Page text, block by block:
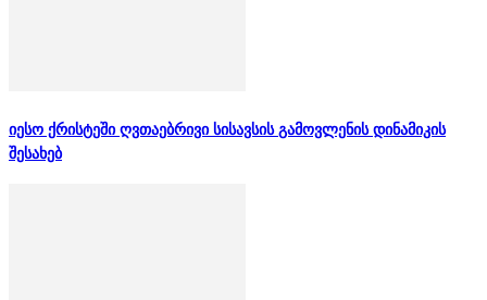
იესო ქრისტეში ღვთაებრივი სისავსის გამოვლენის დინამიკის
შესახებ